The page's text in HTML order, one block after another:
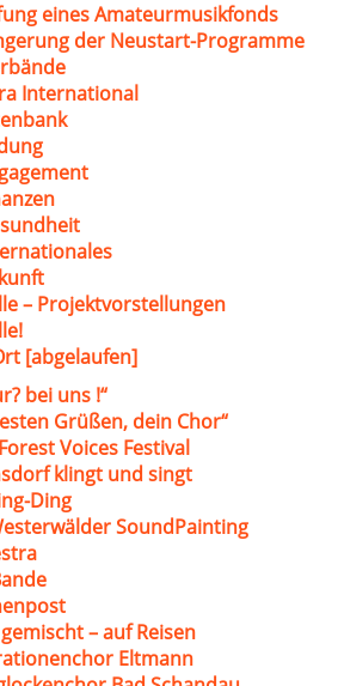
eines Amateurmusikfonds
der Neustart-Programme
International
– Projektvorstellungen
[abgelaufen]
bei uns !“
Grüßen, dein Chor“
Voices Festival
klingt und singt
Ding
SoundPainting
– auf Reisen
Eltmann